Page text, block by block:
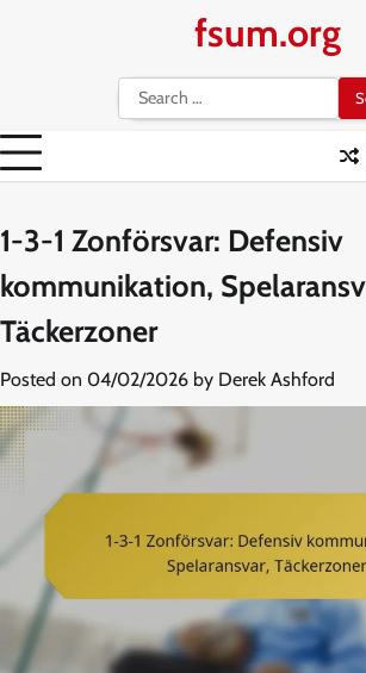
fsum.org
Search
for:
1-3-1 Zonförsvar: Defensiv
kommunikation,
Täckerzoner
Posted on 04/02/2026 by Derek Ashford